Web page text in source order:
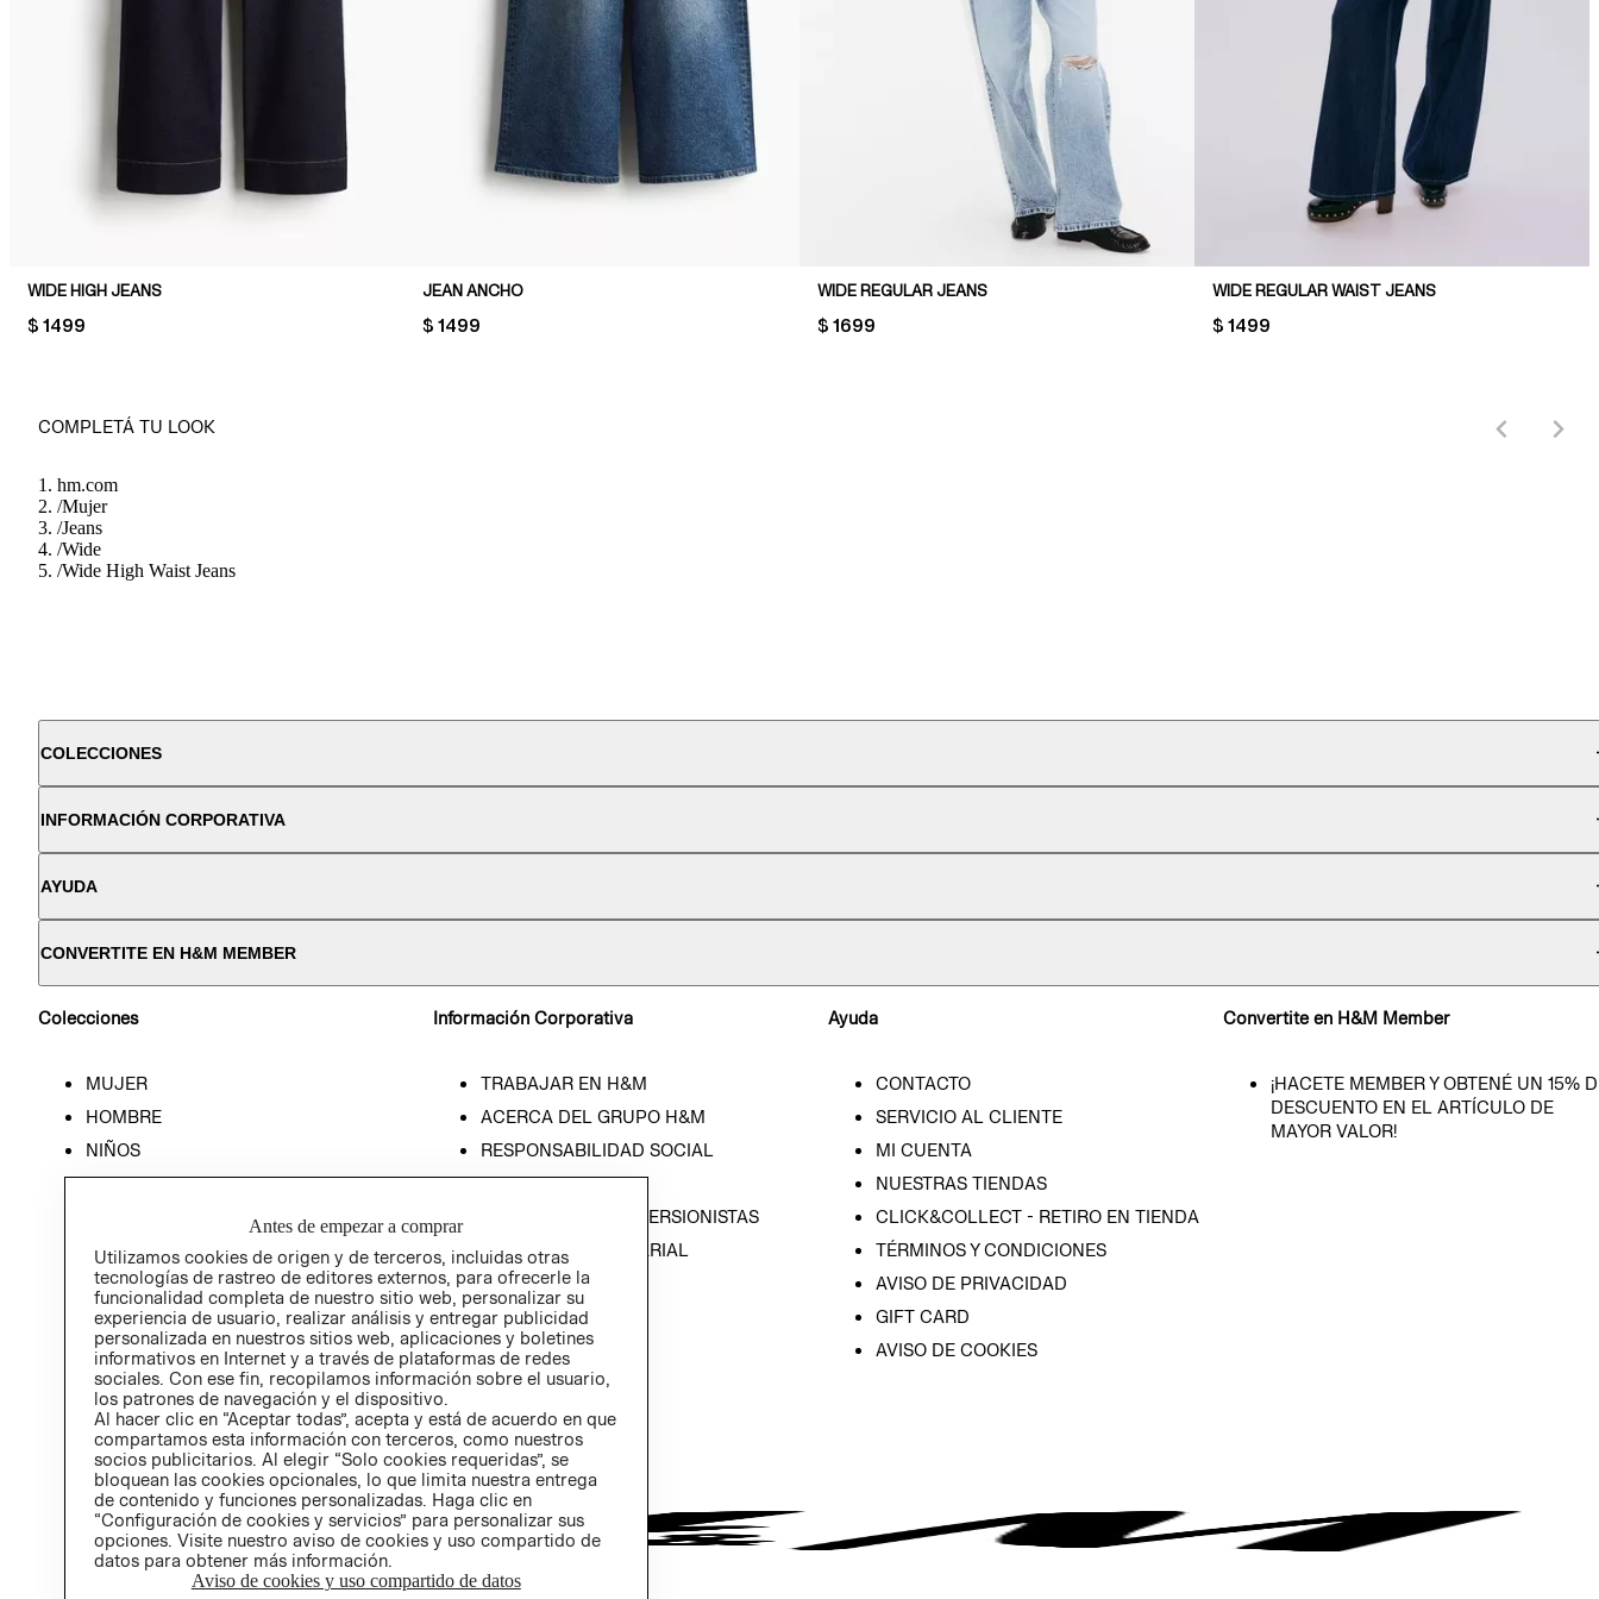
WIDE HIGH JEANS
PRICE:
$ 1499
JEAN ANCHO
PRICE:
$ 1499
WIDE REGULAR JEANS
PRICE:
$ 1699
WIDE REGULAR WAIST JEANS
PRICE:
$ 1499
COMPLETÁ TU LOOK
hm.com
/Mujer
/Jeans
/Wide
/Wide High Waist Jeans
COLECCIONES
INFORMACIÓN CORPORATIVA
AYUDA
CONVERTITE EN H&M MEMBER
Colecciones
MUJER
HOMBRE
NIÑOS
HOME
Información Corporativa
TRABAJAR EN H&M
ACERCA DEL GRUPO H&M
RESPONSABILIDAD SOCIAL
PRENSA
RELACIÓN CON INVERSIONISTAS
POLÍTICA EMPRESARIAL
Ayuda
CONTACTO
SERVICIO AL CLIENTE
MI CUENTA
NUESTRAS TIENDAS
CLICK&COLLECT - RETIRO EN TIENDA
TÉRMINOS Y CONDICIONES
AVISO DE PRIVACIDAD
GIFT CARD
AVISO DE COOKIES
Convertite en H&M Member
¡HACETE MEMBER Y OBTENÉ UN 15%
DESCUENTO EN EL ARTÍCULO DE
MAYOR VALOR!
Antes de empezar a comprar
Utilizamos cookies de origen y de terceros, incluidas otras
tecnologías de rastreo de editores externos, para ofrecerle la
funcionalidad completa de nuestro sitio web, personalizar su
experiencia de usuario, realizar análisis y entregar publicidad
personalizada en nuestros sitios web, aplicaciones y boletines
informativos en Internet y a través de plataformas de redes
sociales. Con ese fin, recopilamos información sobre el usuario,
los patrones de navegación y el dispositivo.
Al hacer clic en “Aceptar todas”, acepta y está de acuerdo en que
compartamos esta información con terceros, como nuestros
socios publicitarios. Al elegir “Solo cookies requeridas”, se
bloquean las cookies opcionales, lo que limita nuestra entrega
de contenido y funciones personalizadas. Haga clic en
“Configuración de cookies y servicios” para personalizar sus
opciones. Visite nuestro aviso de cookies y uso compartido de
datos para obtener más información.
Aviso de cookies y uso compartido de datos